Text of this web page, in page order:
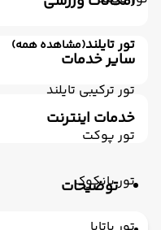
تور تایلند(مشاهده همه)
تور ترکیبی تایلند
تور پوکت
تور بانکوک
مینی بار رایگان
خشکشویی
پذیرش 24 ساعته
سایر خدمات
ترانسفر رفت (استقبال)
مکالمه کارکنان -
ترانسفر برگشت
خدمات اینترنت
اینترنت
توضیحات